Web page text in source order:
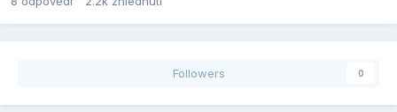
Followers 0